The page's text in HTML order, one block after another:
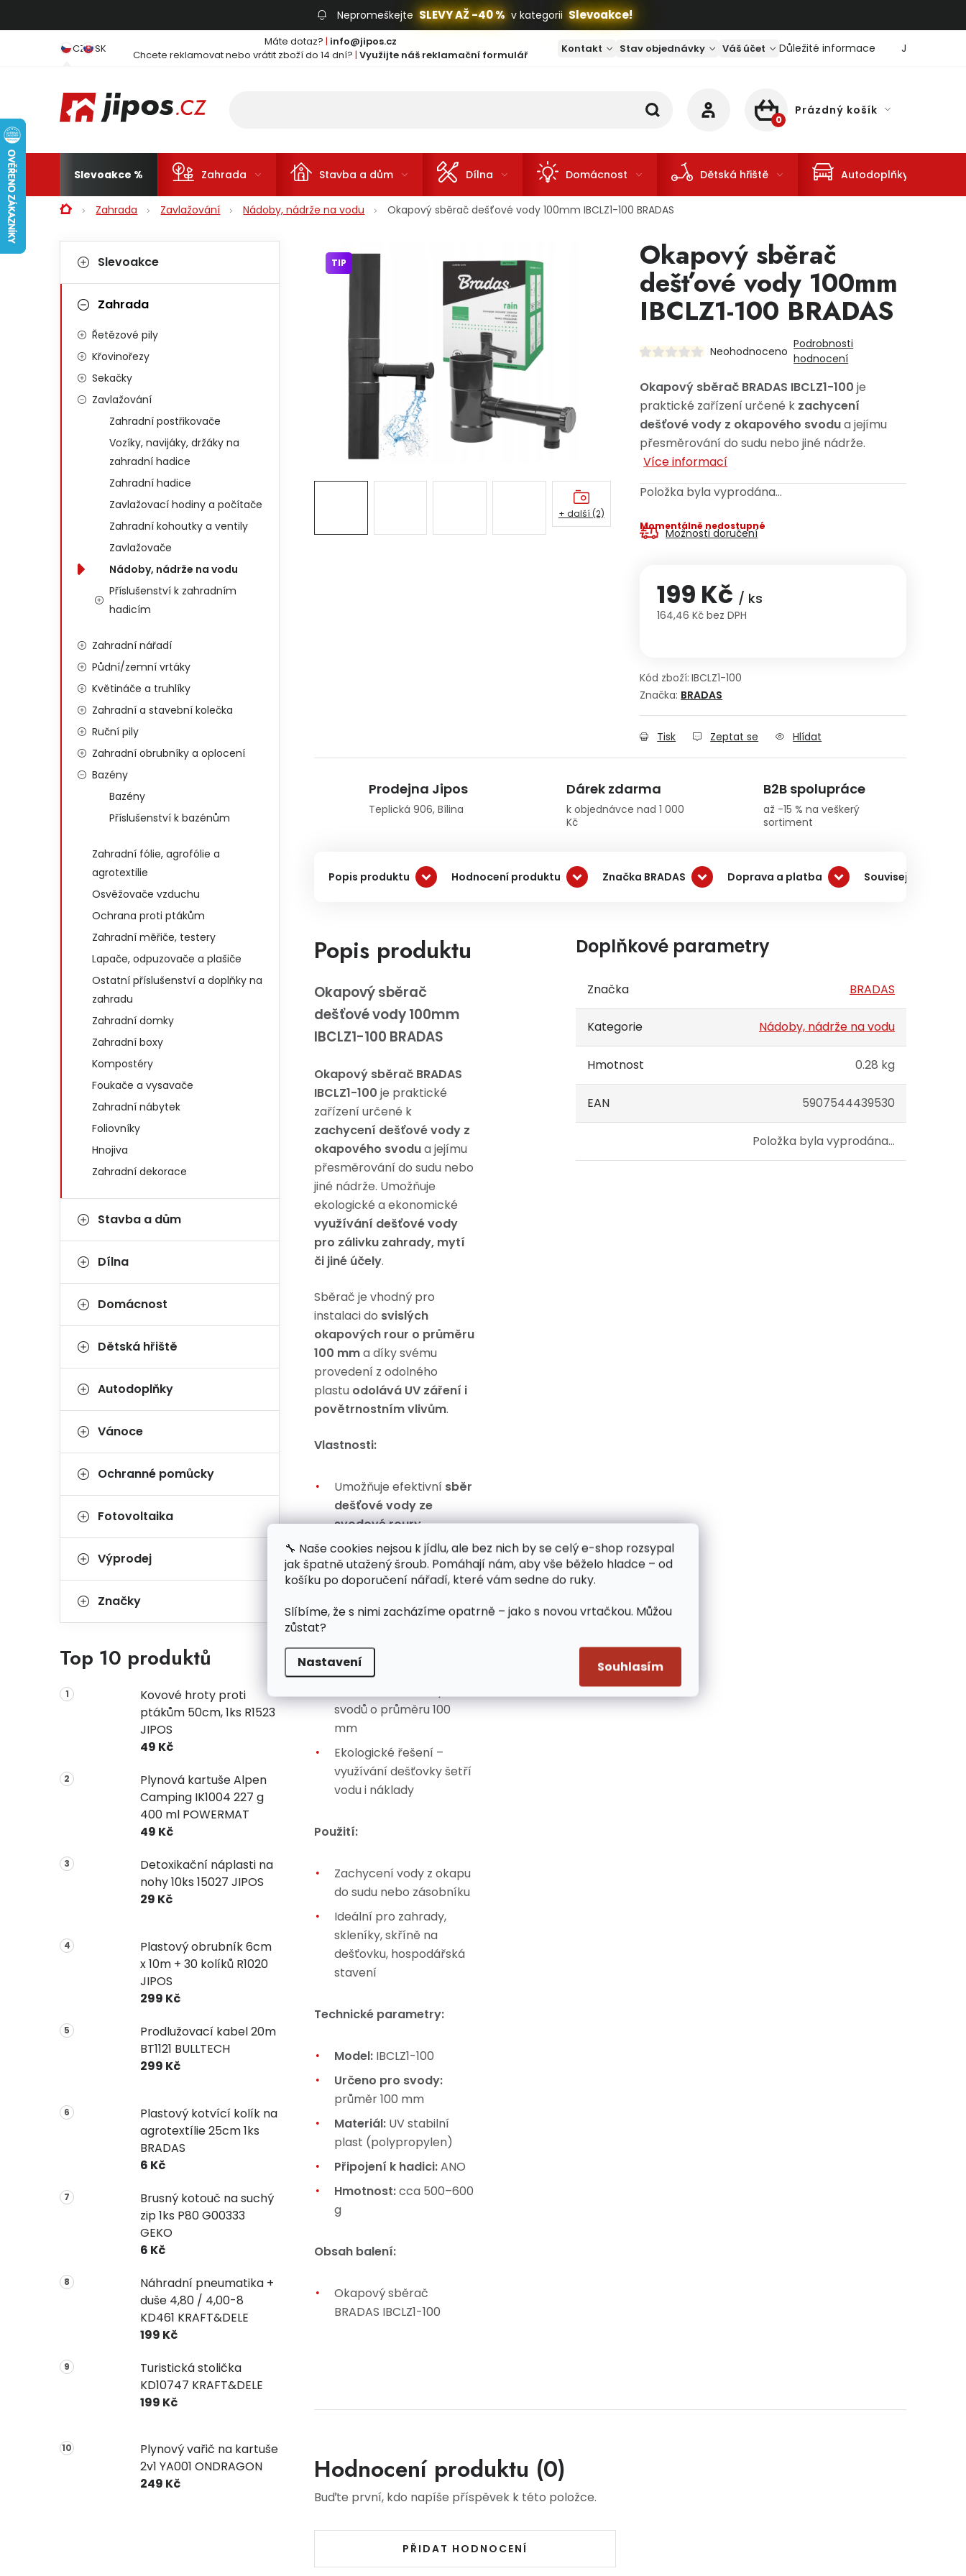
🔧 Naše cookies nejsou k jídlu, ale bez nich by se celý e-shop rozsypal
jak špatně utažený šroub. Pomáhají nám, aby vše běželo hladce – od
košíku po doporučení nářadí, které vám sedne do ruky.
Slíbíme, že s nimi zacházíme opatrně – jako s novou vrtačkou. Můžou
zůstat?
Nastavení Souhlasím
Nepromeškejte SLEVY AŽ -40 % v kategorii Slevoakce!
CZ SK Máte dotaz? | info@jipos.cz
Chcete reklamovat nebo vrátit zboží do 14 dní? | Využijte náš reklamační formulář Kontakt Stav objednávky Váš účet Důležité informace Jaký je
NÁKUPNÍ KOŠÍK
Prázdný košík
Slevoakce Zahrada Stavba a dům Dílna Domácnost Dětská hřiště Autodoplňky
DomůZahrada Zavlažování Nádoby, nádrže na vodu Okapový sběrač dešťové vody 100mm IBCLZ1-100 BRADAS
Postranní panel
Kategorie
Slevoakce
Zahrada
Řetězové pily
Křovinořezy
Sekačky
Zavlažování
Zahradní postřikovače
Vozíky, navijáky, držáky na
zahradní hadice
Zahradní hadice
Zavlažovací hodiny a počítače
Zahradní kohoutky a ventily
Zavlažovače
Nádoby, nádrže na vodu
Příslušenství k zahradním
hadicím
Zahradní nářadí
Půdní/zemní vrtáky
Květináče a truhlíky
Zahradní a stavební kolečka
Ruční pily
Zahradní obrubníky a oplocení
Bazény
Bazény
Příslušenství k bazénům
Zahradní fólie, agrofólie a
agrotextilie
Osvěžovače vzduchu
Ochrana proti ptákům
Zahradní měřiče, testery
Lapače, odpuzovače a plašiče
Ostatní příslušenství a doplňky na
zahradu
Zahradní domky
Zahradní boxy
Kompostéry
Foukače a vysavače
Zahradní nábytek
Foliovníky
Hnojiva
Zahradní dekorace
Stavba a dům
Dílna
Domácnost
Dětská hřiště
Autodoplňky
Vánoce
Ochranné pomůcky
Fotovoltaika
Výprodej
Značky
Top 10 produktů
Kovové hroty proti
ptákům 50cm, 1ks R1523
JIPOS
49 Kč
Plynová kartuše Alpen
Camping IK1004 227 g
400 ml POWERMAT
49 Kč
Detoxikační náplasti na
nohy 10ks 15027 JIPOS
29 Kč
Plastový obrubník 6cm
x 10m + 30 kolíků R1020
JIPOS
299 Kč
Prodlužovací kabel 20m
BT1121 BULLTECH
299 Kč
Plastový kotvící kolík na
agrotextílie 25cm 1ks
BRADAS
6 Kč
Brusný kotouč na suchý
zip 1ks P80 G00333
GEKO
6 Kč
Náhradní pneumatika +
duše 4,80 / 4,00-8
KD461 KRAFT&DELE
199 Kč
Turistická stolička
KD10747 KRAFT&DELE
199 Kč
Plynový vařič na kartuše
2v1 YA001 ONDRAGON
249 Kč
Okapový sběrač
dešťové vody 100mm
IBCLZ1-100 BRADAS
Neohodnoceno
Podrobnosti
hodnocení
Okapový sběrač BRADAS IBCLZ1-100 je
praktické zařízení určené k zachycení
dešťové vody z okapového svodua jejímu
přesměrování do sudu nebo jiné nádrže.
Více informací
Položka byla vyprodána…
Momentálně nedostupné
Možnosti doručení
199 Kč / ks
164,46 Kč bez DPH
Kód zboží: IBCLZ1-100
Značka: BRADAS
Tisk Zeptat se Hlídat
TIP
+ další (2)
Prodejna Jipos
Teplická 906, Bílina
Dárek zdarma
k objednávce nad 1 000
Kč
B2B spolupráce
až -15 % na veškerý
sortiment
Popis produktu Hodnocení produktu Značka BRADAS Doprava a platba Související
Popis produktu
Okapový sběrač
dešťové vody 100mm
IBCLZ1-100 BRADAS
Okapový sběrač BRADAS
IBCLZ1-100 je praktické
zařízení určené k
zachycení dešťové vody z
okapového svodua jejímu
přesměrování do sudu nebo
jiné nádrže. Umožňuje
ekologické a ekonomické
využívání dešťové vody
pro zálivku zahrady, mytí
či jiné účely.
Sběrač je vhodný pro
instalaci do svislých
okapových rour o průměru
100 mma díky svému
provedení z odolného
plastu odolává UV záření i
povětrnostním vlivům.
Vlastnosti:
Umožňuje efektivní sběr
dešťové vody ze
svodové roury
Jednoduchá instalace
bez nutnosti složitých
úprav
Odolný plastový
životností
Vhodné pro většinu
svodů o průměru 100
mm
Ekologické řešení –
využívání dešťovky šetří
vodu i náklady
Použití:
Zachycení vody z okapu
do sudu nebo zásobníku
Ideální pro zahrady,
skleníky, skříně na
dešťovku, hospodářská
stavení
Technické parametry:
Model: IBCLZ1-100
Určeno pro svody:
průměr 100 mm
Materiál: UV stabilní
plast (polypropylen)
Připojení k hadici:ANO
Hmotnost:cca 500–600
g
Obsah balení:
Okapový sběrač
BRADAS IBCLZ1-100
Doplňkové parametry
Značka BRADAS
Kategorie Nádoby, nádrže na vodu
Hmotnost 0.28 kg
EAN 5907544439530
Položka byla vyprodána…
Hodnocení produktu (0)
Buďte první, kdo napíše příspěvek k této položce.
PŘIDAT HODNOCENÍ